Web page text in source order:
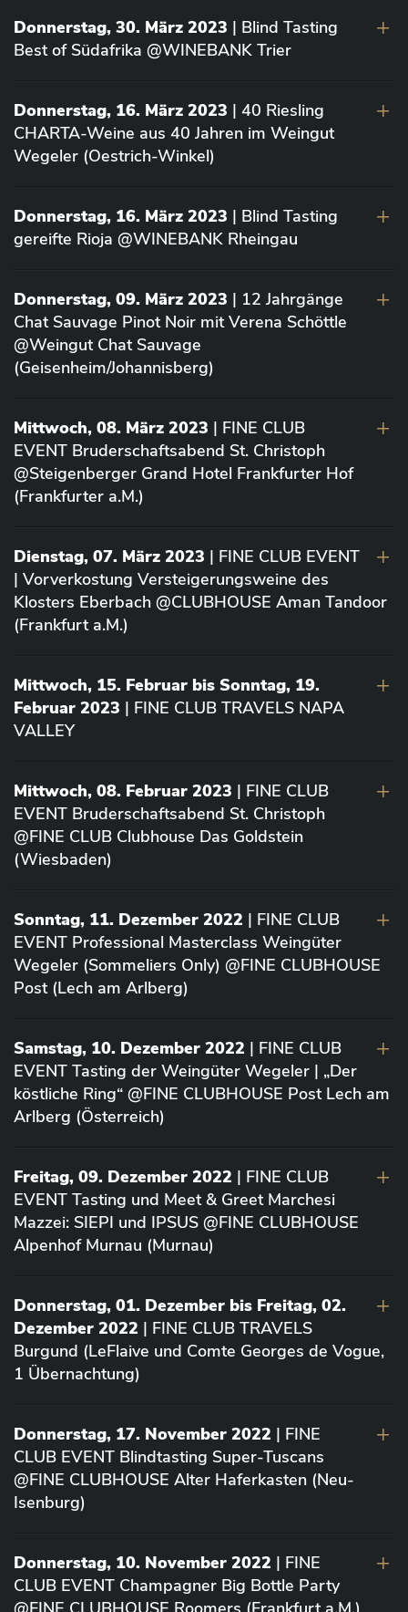
Donnerstag, 30. März 2023 | Blind Tasting
Best of Südafrika @WINEBANK Trier
Donnerstag, 16. März 2023 | 40 Riesling
CHARTA-Weine aus 40 Jahren im Weingut
Wegeler (Oestrich-Winkel)
Donnerstag, 16. März 2023 | Blind Tasting
gereifte Rioja @WINEBANK Rheingau
Donnerstag, 09. März 2023 | 12 Jahrgänge
Chat Sauvage Pinot Noir mit Verena Schöttle
@Weingut Chat Sauvage
(Geisenheim/Johannisberg)
Mittwoch, 08. März 2023 | FINE CLUB
EVENT Bruderschaftsabend St. Christoph
@Steigenberger Grand Hotel Frankfurter Hof
(Frankfurter a.M.)
Dienstag, 07. März 2023 | FINE CLUB EVENT
| Vorverkostung Versteigerungsweine des
Klosters Eberbach @CLUBHOUSE Aman Tandoor
(Frankfurt a.M.)
Mittwoch, 15. Februar bis Sonntag, 19.
Februar 2023 | FINE CLUB TRAVELS NAPA
VALLEY
Mittwoch, 08. Februar 2023 | FINE CLUB
EVENT Bruderschaftsabend St. Christoph
@FINE CLUB Clubhouse Das Goldstein
(Wiesbaden)
Sonntag, 11. Dezember 2022 | FINE CLUB
EVENT Professional Masterclass Weingüter
Wegeler (Sommeliers Only) @FINE CLUBHOUSE
Post (Lech am Arlberg)
Samstag, 10. Dezember 2022 | FINE CLUB
EVENT Tasting der Weingüter Wegeler | „Der
köstliche Ring“ @FINE CLUBHOUSE Post Lech am
Arlberg (Österreich)
Freitag, 09. Dezember 2022 | FINE CLUB
EVENT Tasting und Meet & Greet Marchesi
Mazzei: SIEPI und IPSUS @FINE CLUBHOUSE
Alpenhof Murnau (Murnau)
Donnerstag, 01. Dezember bis Freitag, 02.
Dezember 2022 | FINE CLUB TRAVELS
Burgund (LeFlaive und Comte Georges de Vogue,
1 Übernachtung)
Donnerstag, 17. November 2022 | FINE
CLUB EVENT Blindtasting Super-Tuscans
@FINE CLUBHOUSE Alter Haferkasten (Neu-
Isenburg)
Donnerstag, 10. November 2022 | FINE
CLUB EVENT Champagner Big Bottle Party